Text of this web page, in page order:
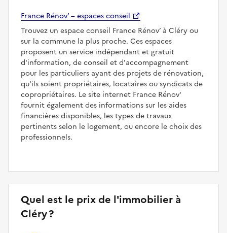
France Rénov’ – espaces conseil
Trouvez un espace conseil France Rénov’ à Cléry ou
sur la commune la plus proche. Ces espaces
proposent un service indépendant et gratuit
d'information, de conseil et d'accompagnement
pour les particuliers ayant des projets de rénovation,
qu'ils soient propriétaires, locataires ou syndicats de
copropriétaires. Le site internet France Rénov'
fournit également des informations sur les aides
financières disponibles, les types de travaux
pertinents selon le logement, ou encore le choix des
professionnels.
Quel est le prix de l'immobilier à
Cléry ?